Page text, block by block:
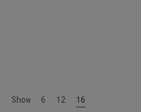
Show 6 12 16